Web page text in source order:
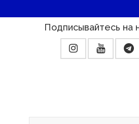
Подписывайтесь на